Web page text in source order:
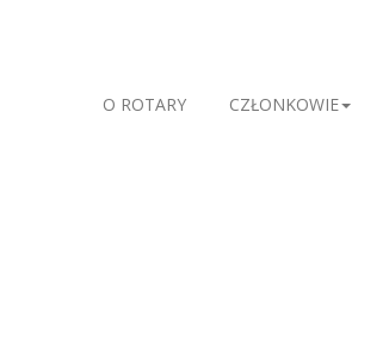
O ROTARY CZŁONKOWIE